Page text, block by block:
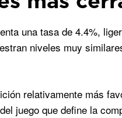
una tasa de 4.4%,
niveles muy
relativamente más
juego que define la